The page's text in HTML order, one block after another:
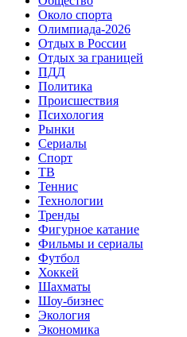
Около спорта
Олимпиада-2026
Отдых в России
Отдых за границей
ПДД
Политика
Происшествия
Психология
Рынки
Сериалы
Спорт
ТВ
Теннис
Технологии
Тренды
Фигурное катание
Фильмы и сериалы
Футбол
Хоккей
Шахматы
Шоу-бизнес
Экология
Экономика